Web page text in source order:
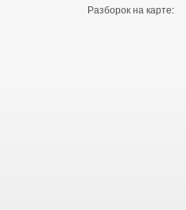
Разборок на карте: